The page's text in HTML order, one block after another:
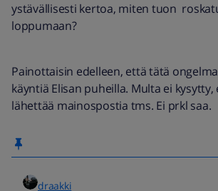
ystävällisesti kertoa, miten tuon
loppumaan?
Painottaisin edelleen, että tätä
käyntiä Elisan puheilla. Multa ei
lähettää mainospostia tms. Ei prkl saa.
draakki